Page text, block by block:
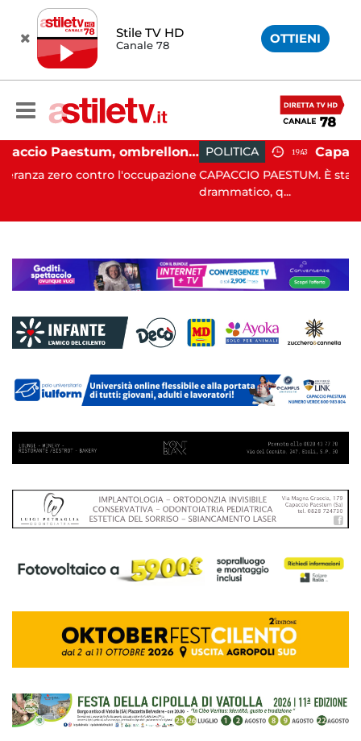
Stile TV HD
Canale 78 OTTIENI
Capaccio Paestum, ombrellone selvaggio: blitz della Municipale, sgomberate tutte le spiagge libere
l'occupazione
POLITICA 19:43
CAPACCIO PAESTUM. È stato un Consiglio